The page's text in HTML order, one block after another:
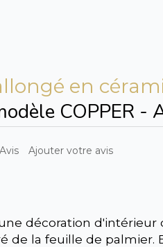
en
COPPER -
Ajouter votre avis
décoration d'intérieur
de la feuille de palmier.